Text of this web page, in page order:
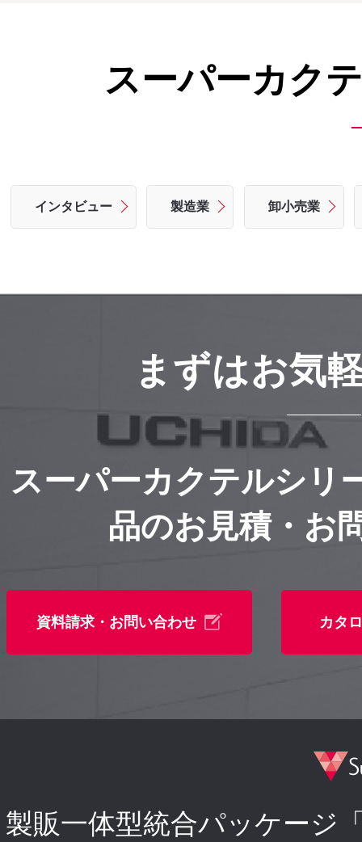
スーパーカク
インタビュー 製造業 卸小売業
まずはお気
スーパーカクテルシリ
品のお見積・お
資料請求・お問い合わせ カタ
製販一体型統合パッケージ